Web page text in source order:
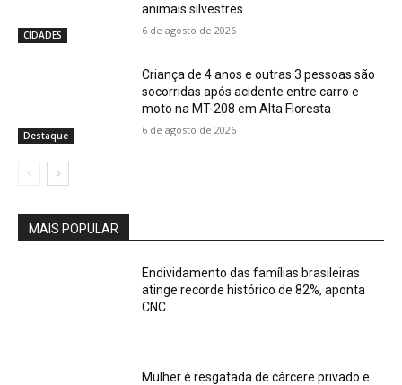
CIDADES
animais silvestres
6 de agosto de 2026
Destaque
Criança de 4 anos e outras 3 pessoas são
socorridas após acidente entre carro e
moto na MT-208 em Alta Floresta
6 de agosto de 2026
MAIS POPULAR
Endividamento das famílias brasileiras
atinge recorde histórico de 82%, aponta
CNC
Mulher é resgatada de cárcere privado e